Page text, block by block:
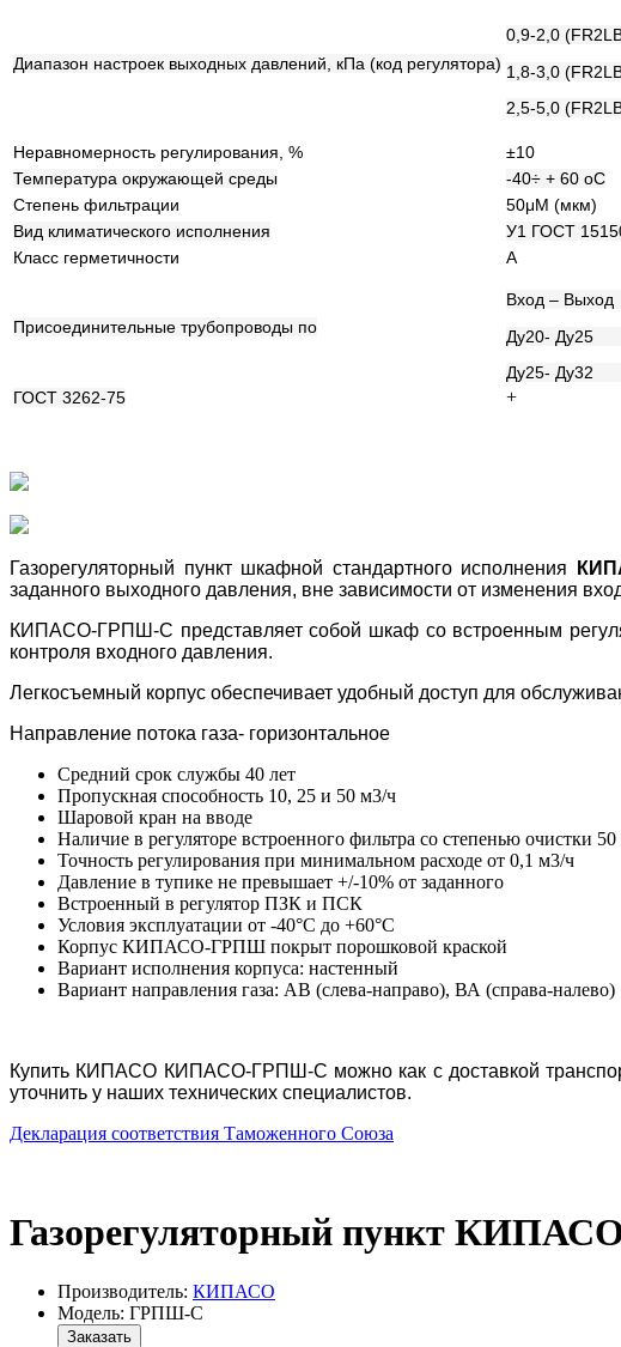
Диапазон настроек выходных давлений, кПа (код регулятора)
0,9-2,0
1,8-3,0
2,5-5,0
Неравномерность регулирования, % ±10
Температура окружающей среды
-40÷ + 60 оС
Степень фильтрации
50μМ (мкм)
Вид климатического исполнения
У1 ГОСТ
Класс герметичности
А
Присоединительные трубопроводы по
Вход – Выход
Ду20- Ду25
Ду25- Ду32
ГОСТ 3262-75
+
Газорегуляторный пункт шкафной стандартного исполнения
заданного выходного давления, вне зависимости от изменения
КИПАСО-ГРПШ-С представляет собой шкаф со встроенным
контроля входного давления.
Легкосъемный корпус обеспечивает удобный доступ для
Направление потока газа- горизонтальное
Средний срок службы 40 лет
Пропускная способность 10, 25 и 50 м3/ч
Шаровой кран на вводе
Наличие в регуляторе встроенного фильтра со степенью очистки
Точность регулирования при минимальном расходе от 0,1 м3/ч
Давление в тупике не превышает +/-10% от заданного
Встроенный в регулятор ПЗК и ПСК
Условия эксплуатации от -40°С до +60°С
Корпус КИПАСО-ГРПШ покрыт порошковой краской
Вариант исполнения корпуса: настенный
Вариант направления газа: АВ (слева-направо), ВА (справа-налево)
Купить КИПАСО КИПАСО-ГРПШ-С можно как с доставкой
уточнить у наших технических специалистов.
Декларация соответствия Таможенного Союза
Газорегуляторный пункт
Производитель: КИПАСО
Модель: ГРПШ-С
Заказать